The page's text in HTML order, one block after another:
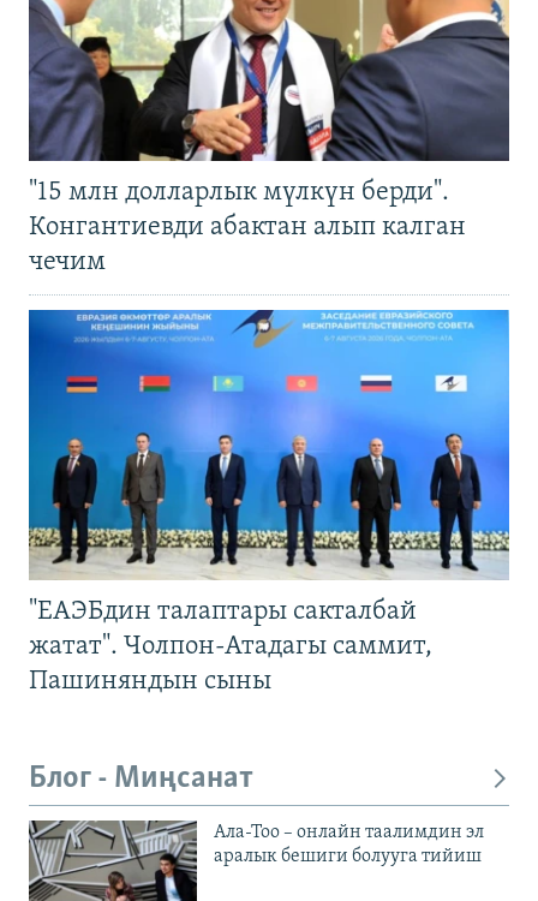
"15 млн долларлык мүлкүн берди".
Конгантиевди абактан алып калган
чечим
"ЕАЭБдин талаптары сакталбай
жатат". Чолпон-Атадагы саммит,
Пашиняндын сыны
Блог - Миңсанат
Ала-Тоо – онлайн таалимдин эл
аралык бешиги болууга тийиш